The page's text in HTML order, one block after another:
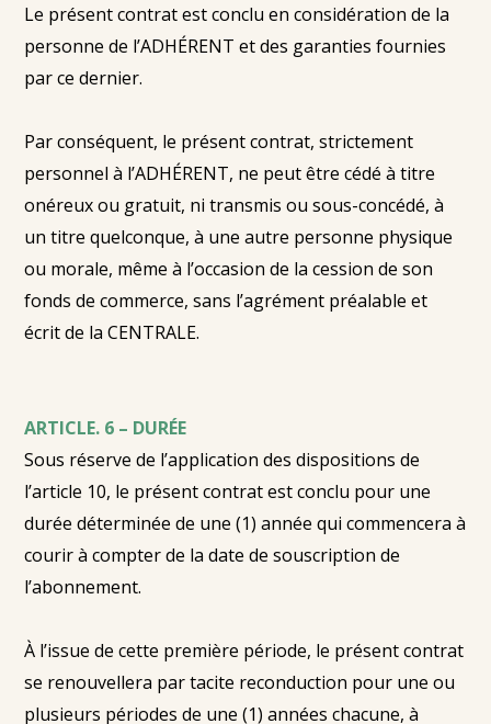
Le présent contrat est conclu en considération de la
personne de l’ADHÉRENT et des garanties fournies
par ce dernier.
Par conséquent, le présent contrat, strictement
personnel à l’ADHÉRENT, ne peut être cédé à titre
onéreux ou gratuit, ni transmis ou sous-concédé, à
un titre quelconque, à une autre personne physique
ou morale, même à l’occasion de la cession de son
fonds de commerce, sans l’agrément préalable et
écrit de la CENTRALE.
ARTICLE. 6 – DURÉE
Sous réserve de l’application des dispositions de
l’article 10, le présent contrat est conclu pour une
durée déterminée de une (1) année qui commencera à
courir à compter de la date de souscription de
l’abonnement.
À l’issue de cette première période, le présent contrat
se renouvellera par tacite reconduction pour une ou
plusieurs périodes de une (1) années chacune, à